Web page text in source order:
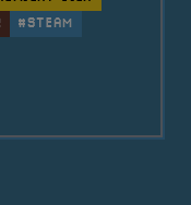
#STEAM
premiery w